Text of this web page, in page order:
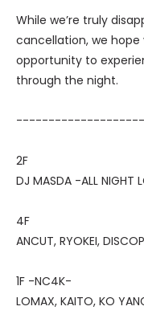
While we’re truly
cancellation, we hope
opportunity to
through the night.
2F
DJ MASDA -ALL NIGHT
4F
ANCUT, RYOKEI,
1F -NC4K-
LOMAX, KAITO, KO